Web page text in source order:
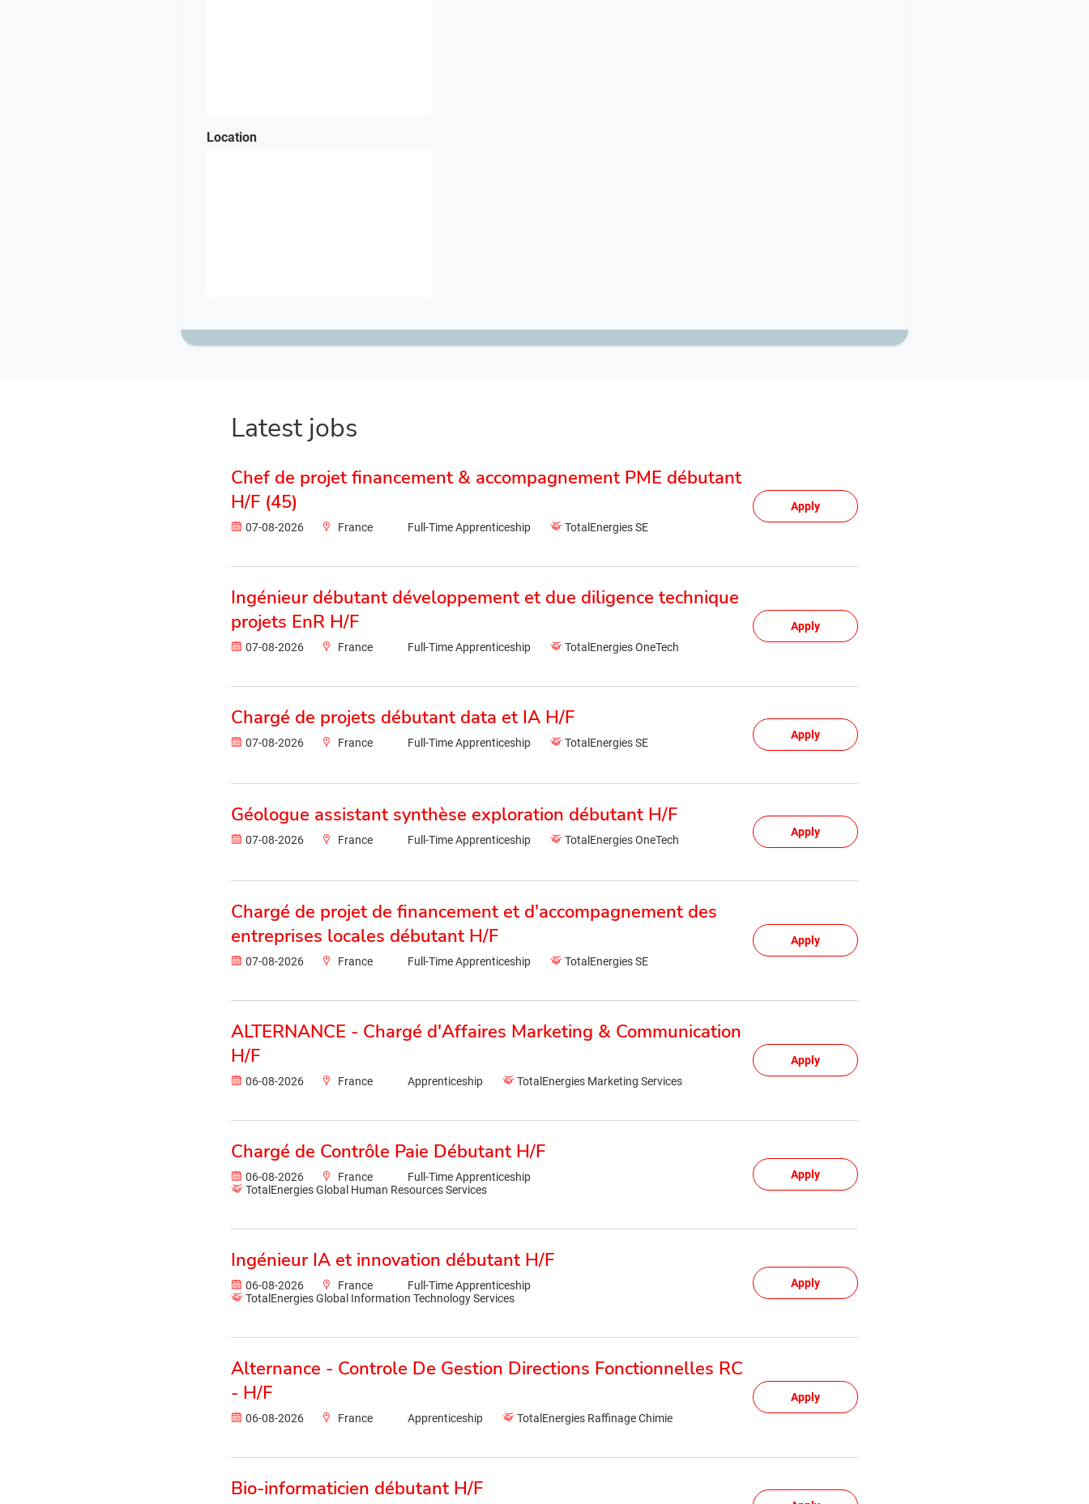
Location
Latest jobs
Chef de projet financement & accompagnement PME débutant
H/F (45)
07-08-2026 France Full-Time Apprenticeship TotalEnergies SE
Apply
Ingénieur débutant développement et due diligence technique
projets EnR H/F
07-08-2026 France Full-Time Apprenticeship TotalEnergies OneTech
Apply
Chargé de projets débutant data et IA H/F
07-08-2026 France Full-Time Apprenticeship TotalEnergies SE
Apply
Géologue assistant synthèse exploration débutant H/F
07-08-2026 France Full-Time Apprenticeship TotalEnergies OneTech
Apply
Chargé de projet de financement et d'accompagnement des
entreprises locales débutant H/F
07-08-2026 France Full-Time Apprenticeship TotalEnergies SE
Apply
ALTERNANCE - Chargé d'Affaires Marketing & Communication
H/F
06-08-2026 France Apprenticeship TotalEnergies Marketing Services
Apply
Chargé de Contrôle Paie Débutant H/F
06-08-2026 France
Full-Time Apprenticeship
TotalEnergies Global Human Resources Services
Apply
Ingénieur IA et innovation débutant H/F
06-08-2026 France
Full-Time Apprenticeship
TotalEnergies Global Information Technology Services
Apply
Alternance - Controle De Gestion Directions Fonctionnelles RC
- H/F
06-08-2026 France Apprenticeship TotalEnergies Raffinage Chimie
Apply
Bio-informaticien débutant H/F